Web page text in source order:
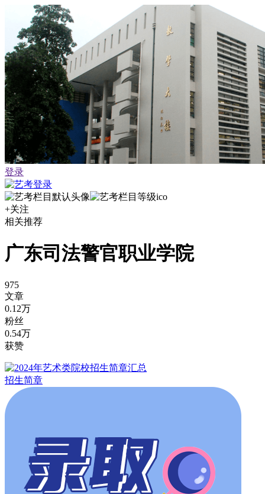
登录
+关注
相关推荐
广东司法警官职业学院
975
文章
0.12万
粉丝
0.54万
获赞
招生简章